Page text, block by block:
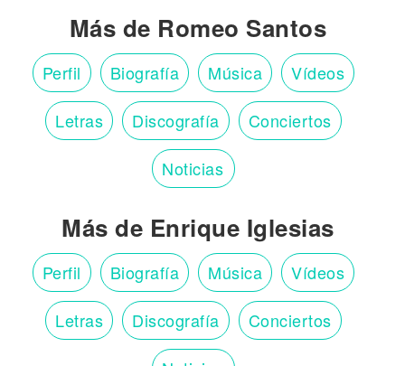
Más de Romeo Santos
Perfil Biografía Música Vídeos
Letras Discografía Conciertos
Noticias
Más de Enrique Iglesias
Perfil Biografía Música Vídeos
Letras Discografía Conciertos